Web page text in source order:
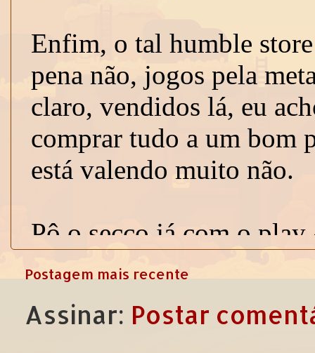
Postagem mais recente
Assinar: Postar